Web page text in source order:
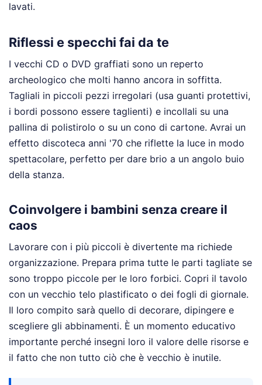
lavati.
Riflessi e specchi fai da te
I vecchi CD o DVD graffiati sono un reperto
archeologico che molti hanno ancora in soffitta.
Tagliali in piccoli pezzi irregolari (usa guanti protettivi,
i bordi possono essere taglienti) e incollali su una
pallina di polistirolo o su un cono di cartone. Avrai un
effetto discoteca anni '70 che riflette la luce in modo
spettacolare, perfetto per dare brio a un angolo buio
della stanza.
Coinvolgere i bambini senza creare il
caos
Lavorare con i più piccoli è divertente ma richiede
organizzazione. Prepara prima tutte le parti tagliate se
sono troppo piccole per le loro forbici. Copri il tavolo
con un vecchio telo plastificato o dei fogli di giornale.
Il loro compito sarà quello di decorare, dipingere e
scegliere gli abbinamenti. È un momento educativo
importante perché insegni loro il valore delle risorse e
il fatto che non tutto ciò che è vecchio è inutile.